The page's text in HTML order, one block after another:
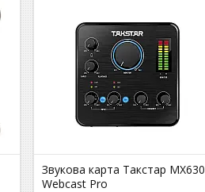
Звукова карта Такстар MX630
Webcast Pro